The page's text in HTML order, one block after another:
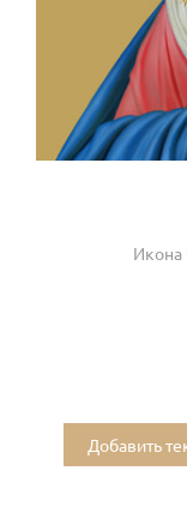
Икона
Добавить